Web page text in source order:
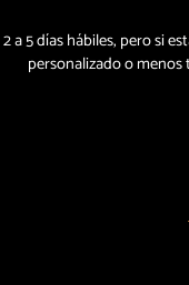
2 a 5 días hábiles, pero si
personalizado o